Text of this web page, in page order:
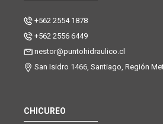
+562 2554 1878
+562 2556 6449
nestor@puntohidraulico.cl
San Isidro 1466, Santiago, Región
CHICUREO